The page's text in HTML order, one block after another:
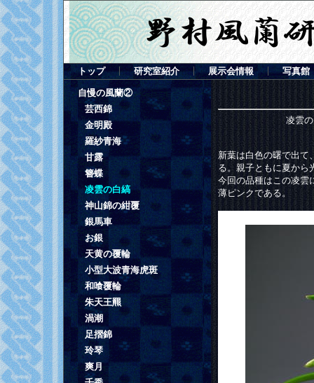
トップ 研究室紹介 展示会情報 写真館
自慢の風蘭②
芸西錦
金明殿
羅紗青海
甘露
簪蝶
凌雲の白縞
神山錦の紺覆
銀馬車
お銀
天黄の覆輪
小型大波青海虎斑
和喰覆輪
朱天王羆
渦潮
足摺錦
玲琴
爽月
凌雲
新葉は白色の曙で出て
る。親子ともに夏から
今回の品種はこの凌雲
薄ピンクである。